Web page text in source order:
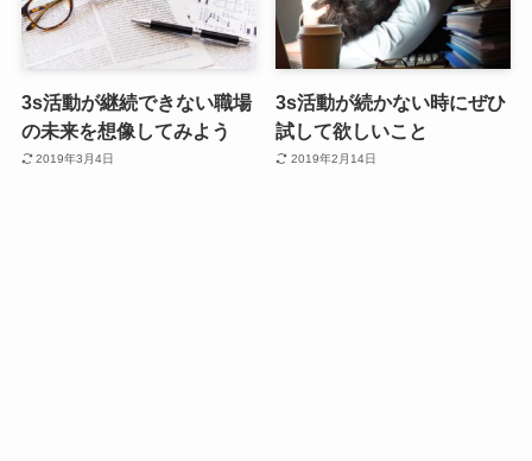
3s活動が継続できない職場
の未来を想像してみよう
2019年3月4日
3s活動が続かない時にぜひ
試して欲しいこと
2019年2月14日